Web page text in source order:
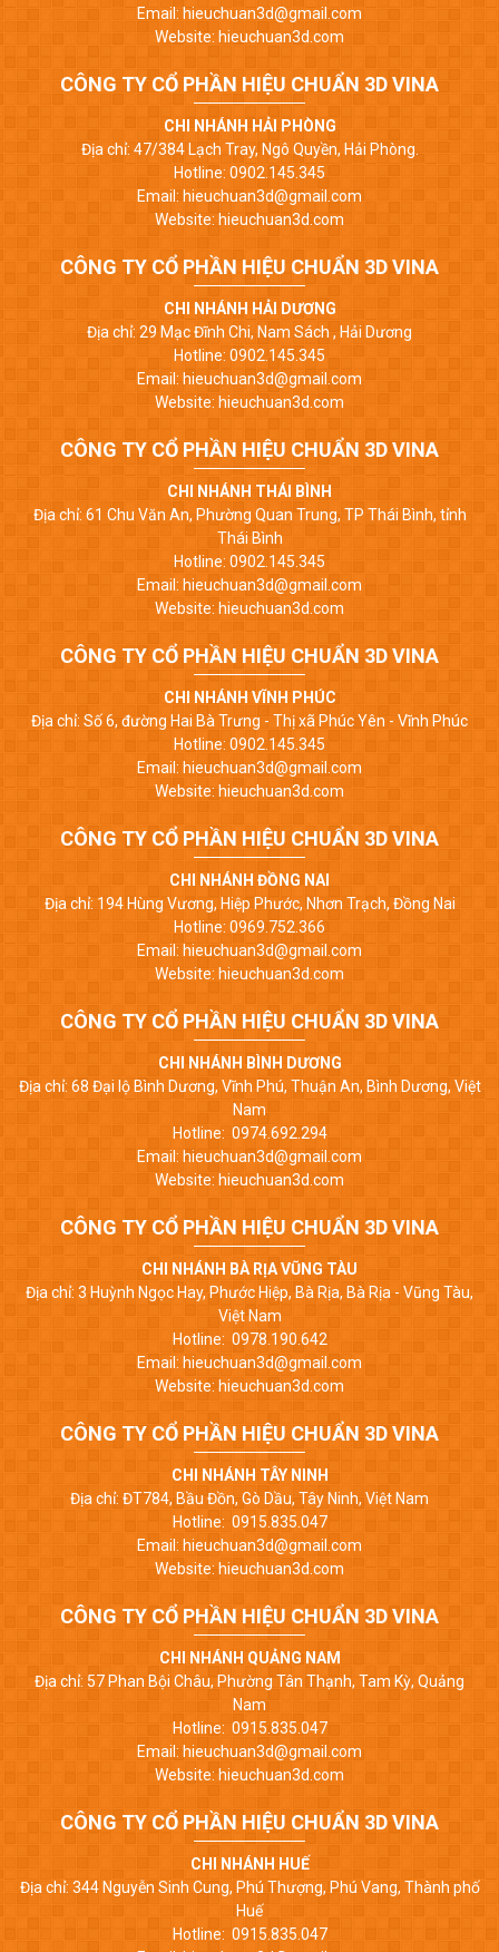
Email: hieuchuan3d@gmail.com
Website: hieuchuan3d.com
CÔNG TY CỔ PHẦN HIỆU CHUẨN 3D VINA
CHI NHÁNH HẢI PHÒNG
Địa chỉ: 47/384 Lạch Tray, Ngô Quyền, Hải Phòng.
Hotline: 0902.145.345
Email: hieuchuan3d@gmail.com
Website: hieuchuan3d.com
CÔNG TY CỔ PHẦN HIỆU CHUẨN 3D VINA
CHI NHÁNH HẢI DƯƠNG
Địa chỉ: 29 Mạc Đĩnh Chi, Nam Sách , Hải Dương
Hotline: 0902.145.345
Email: hieuchuan3d@gmail.com
Website: hieuchuan3d.com
CÔNG TY CỔ PHẦN HIỆU CHUẨN 3D VINA
CHI NHÁNH THÁI BÌNH
Địa chỉ: 61 Chu Văn An, Phường Quan Trung, TP Thái Bình, tỉnh
Thái Bình
Hotline: 0902.145.345
Email: hieuchuan3d@gmail.com
Website: hieuchuan3d.com
CÔNG TY CỔ PHẦN HIỆU CHUẨN 3D VINA
CHI NHÁNH VĨNH PHÚC
Địa chỉ: Số 6, đường Hai Bà Trưng - Thị xã Phúc Yên - Vĩnh Phúc
Hotline: 0902.145.345
Email: hieuchuan3d@gmail.com
Website: hieuchuan3d.com
CÔNG TY CỔ PHẦN HIỆU CHUẨN 3D VINA
CHI NHÁNH ĐỒNG NAI
Địa chỉ: 194 Hùng Vương, Hiệp Phước, Nhơn Trạch, Đồng Nai
Hotline: 0969.752.366
Email: hieuchuan3d@gmail.com
Website: hieuchuan3d.com
CÔNG TY CỔ PHẦN HIỆU CHUẨN 3D VINA
CHI NHÁNH BÌNH DƯƠNG
Địa chỉ: 68 Đại lộ Bình Dương, Vĩnh Phú, Thuận An, Bình Dương, Việt
Nam
Hotline: 0974.692.294
Email: hieuchuan3d@gmail.com
Website: hieuchuan3d.com
CÔNG TY CỔ PHẦN HIỆU CHUẨN 3D VINA
CHI NHÁNH BÀ RỊA VŨNG TÀU
Địa chỉ: 3 Huỳnh Ngọc Hay, Phước Hiệp, Bà Rịa, Bà Rịa - Vũng Tàu,
Việt Nam
Hotline: 0978.190.642
Email: hieuchuan3d@gmail.com
Website: hieuchuan3d.com
CÔNG TY CỔ PHẦN HIỆU CHUẨN 3D VINA
CHI NHÁNH TÂY NINH
Địa chỉ: ĐT784, Bầu Đồn, Gò Dầu, Tây Ninh, Việt Nam
Hotline: 0915.835.047
Email: hieuchuan3d@gmail.com
Website: hieuchuan3d.com
CÔNG TY CỔ PHẦN HIỆU CHUẨN 3D VINA
CHI NHÁNH QUẢNG NAM
Địa chỉ: 57 Phan Bội Châu, Phường Tân Thạnh, Tam Kỳ, Quảng
Nam
Hotline: 0915.835.047
Email: hieuchuan3d@gmail.com
Website: hieuchuan3d.com
CÔNG TY CỔ PHẦN HIỆU CHUẨN 3D VINA
CHI NHÁNH HUẾ
Địa chỉ: 344 Nguyễn Sinh Cung, Phú Thượng, Phú Vang, Thành phố
Huế
Hotline: 0915.835.047